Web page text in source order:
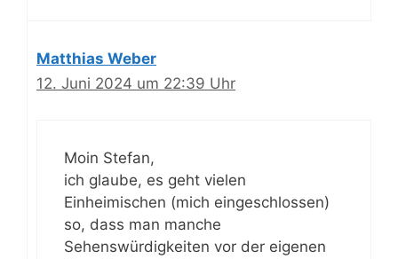
Matthias Weber
12. Juni 2024 um 22:39 Uhr
Moin Stefan,
ich glaube, es geht vielen
Einheimischen (mich eingeschlossen)
so, dass man manche
Sehenswürdigkeiten vor der eigenen